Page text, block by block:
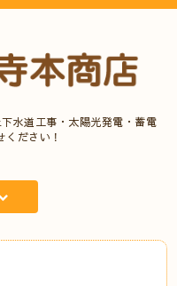
水道工事・太陽光発電・蓄電
ださい！